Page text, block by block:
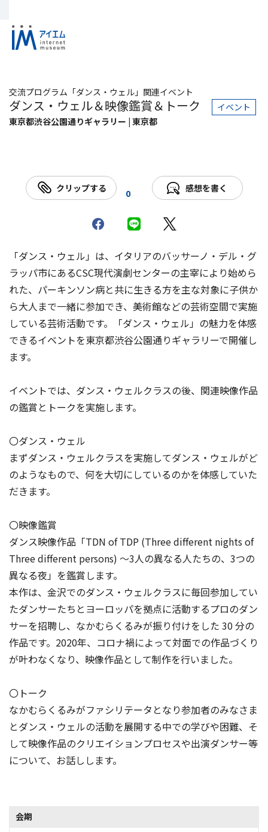
交流プログラム「ダンス・ウェル」関連イベント
ダンス・ウェル＆映像鑑賞＆トーク
イベント
東京都渋谷公園通りギャラリー | 東京都
クリップする 0 感想を書く
「ダンス・ウェル」は、イタリアのバッサーノ・デル・グ
ラッパ市にあるCSC現代演劇センターの主宰により始めら
れた、パーキンソン病と共に生きる方を主な対象に子供か
ら大人まで一緒に参加でき、美術館などの芸術空間で実施
している芸術活動です。「ダンス・ウェル」の魅力を体感
できるイベントを東京都渋谷公園通りギャラリーで開催し
ます。
イベントでは、ダンス・ウェルクラスの後、関連映像作品
の鑑賞とトークを実施します。
〇ダンス・ウェル
まずダンス・ウェルクラスを実施してダンス・ウェルがど
のようなもので、何を大切にしているのかを体感していた
だきます。
〇映像鑑賞
ダンス映像作品「TDN of TDP (Three different nights of
Three different persons) 〜3人の異なる人たちの、3つの
異なる夜」を鑑賞します。
本作は、金沢でのダンス・ウェルクラスに毎回参加してい
たダンサーたちとヨーロッパを拠点に活動するプロのダン
サーを招聘し、なかむらくるみが振り付けをした 30 分の
作品です。2020年、コロナ禍によって対面での作品づくり
が叶わなくなり、映像作品として制作を行いました。
〇トーク
なかむらくるみがファシリテータとなり参加者のみなさま
とダンス・ウェルの活動を展開する中での学びや困難、そ
して映像作品のクリエイションプロセスや出演ダンサー等
について、お話しします。
会期